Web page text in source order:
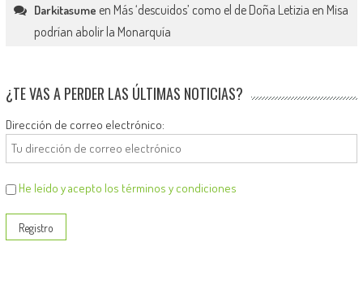
Darkitasume en Más ‘descuidos’ como el de Doña Letizia en Misa
podrían abolir la Monarquía
¿TE VAS A PERDER LAS ÚLTIMAS NOTICIAS?
Dirección de correo electrónico:
He leído y acepto los términos y condiciones